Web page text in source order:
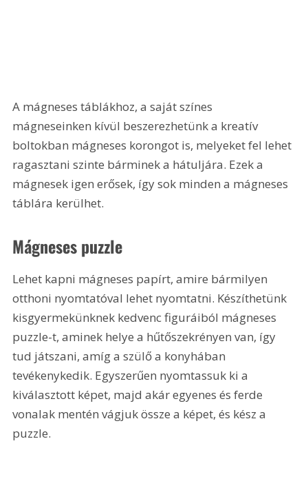
A mágneses táblákhoz, a saját színes
mágneseinken kívül beszerezhetünk a kreatív
boltokban mágneses korongot is, melyeket fel lehet
ragasztani szinte bárminek a hátuljára. Ezek a
mágnesek igen erősek, így sok minden a mágneses
táblára kerülhet.
Mágneses puzzle
Lehet kapni mágneses papírt, amire bármilyen
otthoni nyomtatóval lehet nyomtatni. Készíthetünk
kisgyermekünknek kedvenc figuráiból mágneses
puzzle-t, aminek helye a hűtőszekrényen van, így
tud játszani, amíg a szülő a konyhában
tevékenykedik. Egyszerűen nyomtassuk ki a
kiválasztott képet, majd akár egyenes és ferde
vonalak mentén vágjuk össze a képet, és kész a
puzzle.